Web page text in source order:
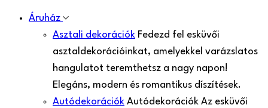
Áruház
Asztali dekorációk Fedezd fel esküvői
asztaldekorációinkat, amelyekkel varázslatos
hangulatot teremthetsz a nagy napon!
Elegáns, modern és romantikus díszítések.
Autódekorációk Autódekorációk Az esküvői